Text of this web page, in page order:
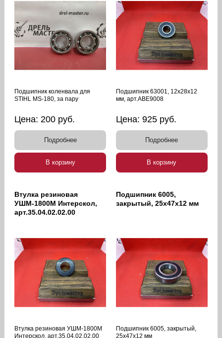
Подшипник коленвала для
STIHL MS-180, за пару
Цена: 200 руб.
Подробнее
В корзину
Подшипник 63001, 12х28х12
мм, арт.ABE9008
Цена: 925 руб.
Подробнее
В корзину
Втулка резиновая
УШМ-1800М Интерскол,
арт.35.04.02.02.00
Втулка резиновая УШМ-1800М
Интерскол, арт.35.04.02.02.00
Подшипник 6005,
закрытый, 25х47х12 мм
Подшипник 6005, закрытый,
25х47х12 мм